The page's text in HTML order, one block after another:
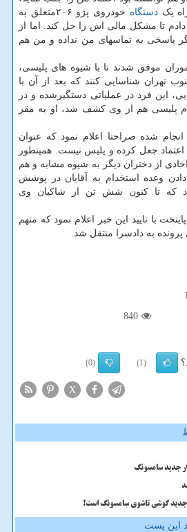
دستگاه
خودروی پژو ۲۰۶متعلق به
تا مشکل مالی اش را حل کند. اما از
پاسخی به تماسهای من نداده و من هم
موفق شدند تا با شیوه های پلیسی،
تهران شناسایی کنند که بعد از آن با
این فرد در عملیاتی دستگیرشده و در
پلیسی هم از وی کشف شد، او به مقر
شده صراحتا اعلام نمود که عنوان
جعل کرده و پلیس نیست. همینطور
از دختران دیگر به شیوه مشابه و هم
دادن وعده استخدام به آقایان در پوشش
که تا کنون شش تن از شاکیان وی
با تایید این خبر اعلام نمود که متهم
به دادسرا منتقل شد.
840
(1)
(0)
X
جدید سامسونگ
جدید گوشی تاشوی سامسونگ است!
این پست